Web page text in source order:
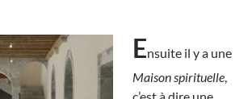
Ensuite il y a une
Maison spirituelle
c’est à dire une